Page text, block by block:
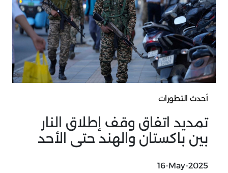
أحدث التطورات
تمديد اتفاق وقف إطلاق النار
بين باكستان والهند حتى الأحد
16-May-2025